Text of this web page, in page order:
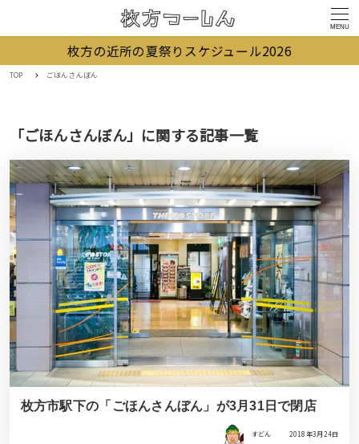
MENU
枚方の近所の夏祭りスケジュール2026
TOP ごほんさんぼん
「ごほんさんぼん」に関する記事一覧
枚方市駅下の「ごほんさんぼん」が3月31日で閉店
すどん 2018年3月24日